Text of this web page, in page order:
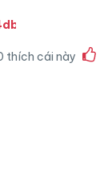
thích cái này